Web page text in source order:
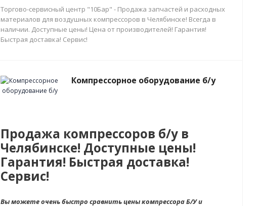
Торгово-сервисный центр "10Бар" - Продажа запчастей и расходных
материалов для воздушных компрессоров в Челябинске! Всегда в
наличии. Доступные цены! Цена от производителей! Гарантия!
Быстрая доставка! Сервис!
Компрессорное оборудование б/у
Продажа компрессоров б/у в
Челябинске! Доступные цены!
Гарантия! Быстрая доставка!
Сервис!
Вы можете очень быстро сравнить цены компрессора Б/У и